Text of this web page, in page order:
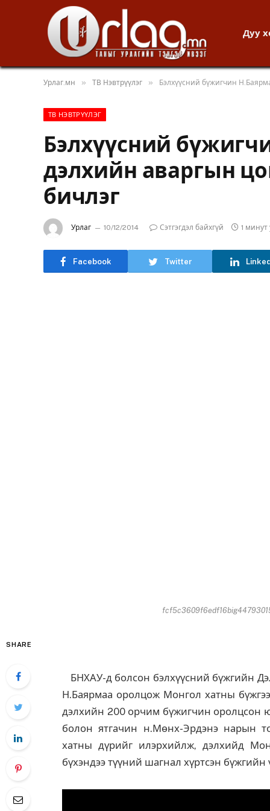
Дуу
Урлаг.мн » ТВ Нэвтрүүлэг » Бэлхүүсний бүжигчин
ТВ НЭВТРҮҮЛЭГ
Бэлхүүсний
дэлхийн аваргын
бичлэг
Урлаг 10/12/2014 Сэтгэгдэл байхгүй 1
Facebook Twitter
SHARE
БНХАУ-д болсон бэлхүүсний бүжгийн
Н.Баярмаа оролцож Монгол хатны
дэлхийн 200 орчим бүжигчин оролцсон
болон ятгачин н.Мөнх-Эрдэнэ нарын
хатны дүрийг илэрхийлж, дэлхийд
бүхэндээ түүний шагнал хүртсэн